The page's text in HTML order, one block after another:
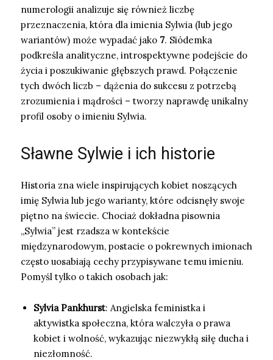
numerologii analizuje się również liczbę
przeznaczenia, która dla imienia Sylwia (lub jego
wariantów) może wypadać jako 7. Siódemka
podkreśla analityczne, introspektywne podejście do
życia i poszukiwanie głębszych prawd. Połączenie
tych dwóch liczb – dążenia do sukcesu z potrzebą
zrozumienia i mądrości – tworzy naprawdę unikalny
profil osoby o imieniu Sylwia.
Sławne Sylwie i ich historie
Historia zna wiele inspirujących kobiet noszących
imię Sylwia lub jego warianty, które odcisnęły swoje
piętno na świecie. Chociaż dokładna pisownia
„Sylwia” jest rzadsza w kontekście
międzynarodowym, postacie o pokrewnych imionach
często uosabiają cechy przypisywane temu imieniu.
Pomyśl tylko o takich osobach jak:
Sylvia Pankhurst: Angielska feministka i
aktywistka społeczna, która walczyła o prawa
kobiet i wolność, wykazując niezwykłą siłę ducha i
niezłomność.